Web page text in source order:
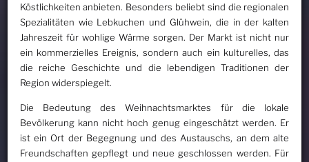
Köstlichkeiten anbieten. Besonders beliebt sind die regionalen
Spezialitäten wie Lebkuchen und Glühwein, die in der kalten
Jahreszeit für wohlige Wärme sorgen. Der Markt ist nicht nur
ein kommerzielles Ereignis, sondern auch ein kulturelles, das
die reiche Geschichte und die lebendigen Traditionen der
Region widerspiegelt.
Die Bedeutung des Weihnachtsmarktes für die lokale
Bevölkerung kann nicht hoch genug eingeschätzt werden. Er
ist ein Ort der Begegnung und des Austauschs, an dem alte
Freundschaften gepflegt und neue geschlossen werden. Für